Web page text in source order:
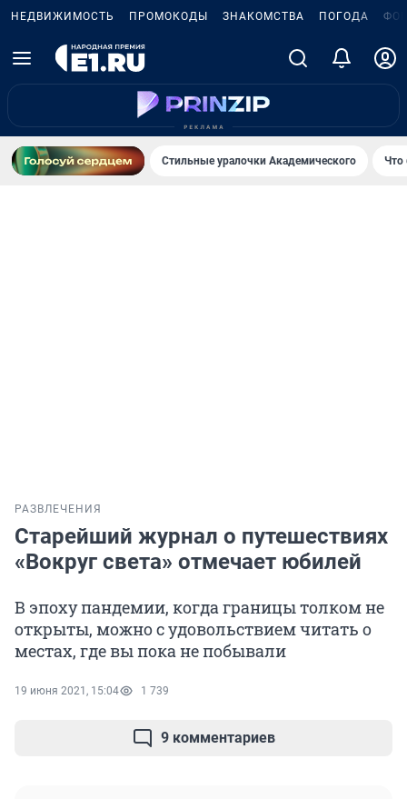
НЕДВИЖИМОСТЬ ПРОМОКОДЫ ЗНАКОМСТВА ПОГОДА
Стильные уралочки Академического Что
РАЗВЛЕЧЕНИЯ
Старейший журнал о путешествиях
«Вокруг света» отмечает юбилей
В эпоху пандемии, когда границы толком не
открыты, можно с удовольствием читать о
местах, где вы пока не побывали
19 июня 2021, 15:04 1 739
9 комментариев